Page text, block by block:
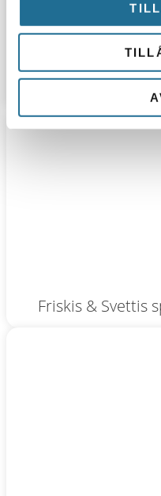
Complete
Friskis & Svettis